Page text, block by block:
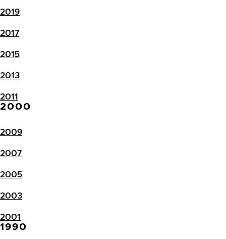
2019
2017
2015
2013
2011
2000
2009
2007
2005
2003
2001
1990